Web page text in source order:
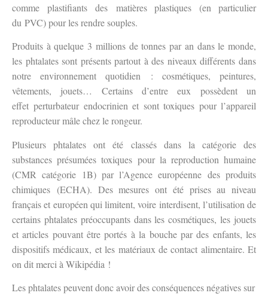
comme plastifiants des matières plastiques (en particulier
du PVC) pour les rendre souples.
Produits à quelque 3 millions de tonnes par an dans le monde,
les phtalates sont présents partout à des niveaux différents dans
notre environnement quotidien : cosmétiques, peintures,
vêtements, jouets… Certains d’entre eux possèdent un
effet perturbateur endocrinien et sont toxiques pour l’appareil
reproducteur mâle chez le rongeur.
Plusieurs phtalates ont été classés dans la catégorie des
substances présumées toxiques pour la reproduction humaine
(CMR catégorie 1B) par l’Agence européenne des produits
chimiques (ECHA). Des mesures ont été prises au niveau
français et européen qui limitent, voire interdisent, l’utilisation de
certains phtalates préoccupants dans les cosmétiques, les jouets
et articles pouvant être portés à la bouche par des enfants, les
dispositifs médicaux, et les matériaux de contact alimentaire. Et
on dit merci à Wikipédia !
Les phtalates peuvent donc avoir des conséquences négatives sur